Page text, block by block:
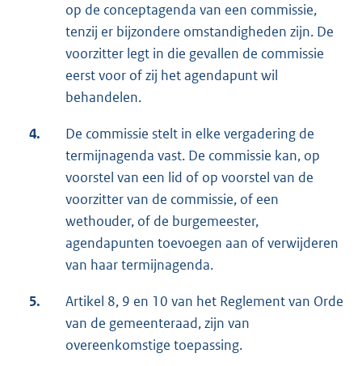
op de conceptagenda van een commissie,
tenzij er bijzondere omstandigheden zijn. De
voorzitter legt in die gevallen de commissie
eerst voor of zij het agendapunt wil
behandelen.
4.
De commissie stelt in elke vergadering de
termijnagenda vast. De commissie kan, op
voorstel van een lid of op voorstel van de
voorzitter van de commissie, of een
wethouder, of de burgemeester,
agendapunten toevoegen aan of verwijderen
van haar termijnagenda.
5.
Artikel 8, 9 en 10 van het Reglement van Orde
van de gemeenteraad, zijn van
overeenkomstige toepassing.